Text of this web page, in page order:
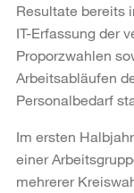
Resultate bereits
IT-Erfassung der
Proporzwahlen
Arbeitsabläufen
Personalbedarf
Im ersten
einer
mehrerer